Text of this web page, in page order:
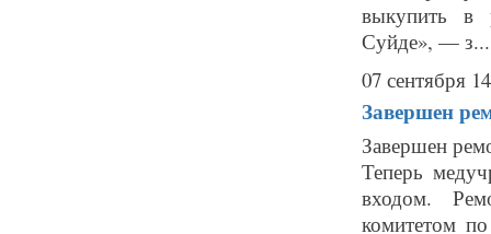
выкупить в
Суйде», — з...
07 сентября
Завершен
Завершен
Теперь
входом.
комитетом